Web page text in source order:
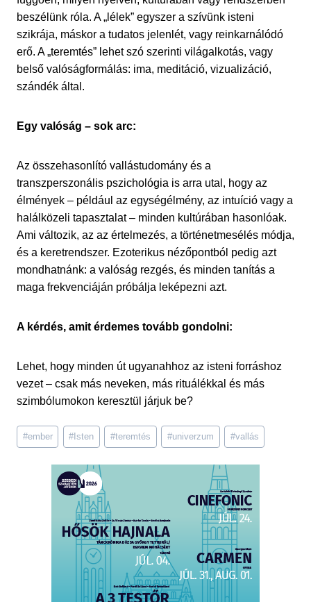
beszélünk róla. A „lélek” egyszer a szívünk isteni
szikrája, máskor a tudatos jelenlét, vagy reinkarnálódó
erő. A „teremtés” lehet szó szerinti világalkotás, vagy
belső valóságformálás: ima, meditáció, vizualizáció,
szándék által.
Egy valóság – sok arc:
Az összehasonlító vallástudomány és a
transzperszonális pszichológia is arra utal, hogy az
élmények – például az egységélmény, az intuíció vagy a
halálközeli tapasztalat – minden kultúrában hasonlóak.
Ami változik, az az értelmezés, a történetmesélés módja,
és a keretrendszer. Ezoterikus nézőpontból pedig azt
mondhatnánk: a valóság rezgés, és minden tanítás a
maga frekvenciáján próbálja leképezni azt.
A kérdés, amit érdemes tovább gondolni:
Lehet, hogy minden út ugyanahhoz az isteni forráshoz
vezet – csak más neveken, más rituálékkal és más
szimbólumokon keresztül járjuk be?
Post
Tags:
#ember #Isten #teremtés #univerzum #vallás